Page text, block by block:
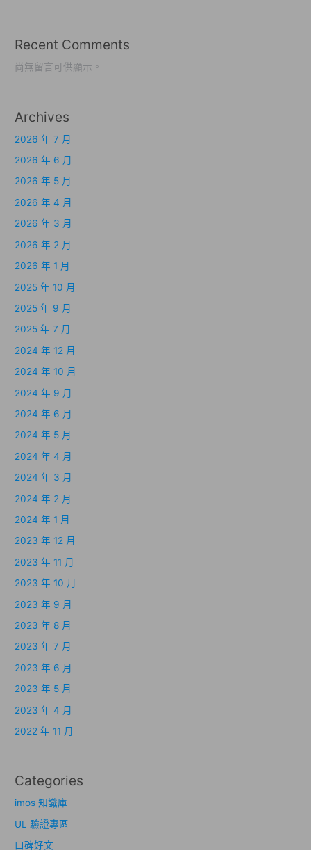
Recent Comments
尚無留言可供顯示。
Archives
2026 年 7 月
2026 年 6 月
2026 年 5 月
2026 年 4 月
2026 年 3 月
2026 年 2 月
2026 年 1 月
2025 年 10 月
2025 年 9 月
2025 年 7 月
2024 年 12 月
2024 年 10 月
2024 年 9 月
2024 年 6 月
2024 年 5 月
2024 年 4 月
2024 年 3 月
2024 年 2 月
2024 年 1 月
2023 年 12 月
2023 年 11 月
2023 年 10 月
2023 年 9 月
2023 年 8 月
2023 年 7 月
2023 年 6 月
2023 年 5 月
2023 年 4 月
2022 年 11 月
Categories
imos 知識庫
UL 驗證專區
口碑好文